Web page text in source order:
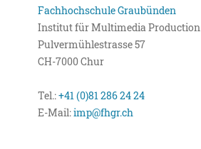
Fachhochschule Graubünden
Institut für Multimedia Production
Pulvermühlestrasse 57
CH-7000 Chur
Tel.:+41 (0)81 286 24 24
E-Mail:imp@fhgr.ch